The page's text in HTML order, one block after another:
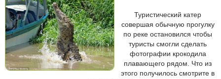
Туристический катер
совершая обычную прогулку
по реке остановился чтобы
туристы смогли сделать
фотографии крокодила
плавающего рядом. Что из
этого получилось смотрите в